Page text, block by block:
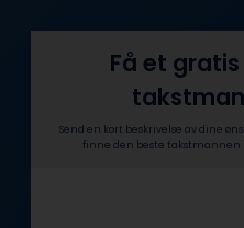
Få et
Send en kort beskrivelse av dine
finne den beste takstmannen